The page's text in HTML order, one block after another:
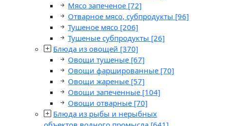
Мясо запеченое [72]
Отварное мясо, субпродукты [96]
Тушеное мясо [206]
Тушеные субпродукты [26]
Блюда из овощей [370]
Овощи тушеные [67]
Овощи фаршированные [70]
Овощи жареные [57]
Овощи запеченные [104]
Овощи отварные [70]
Блюда из рыбы и нерыбных